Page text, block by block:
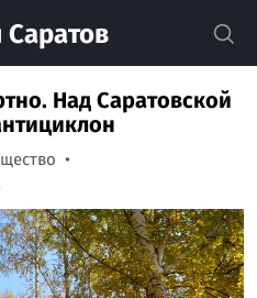
Саратов
Над Саратовской